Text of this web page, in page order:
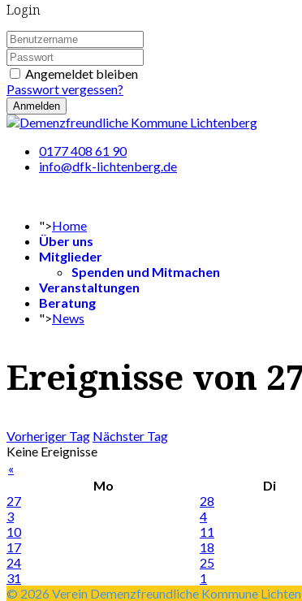
Login
Angemeldet bleiben
Passwort vergessen?
Anmelden
0177 408 61 90
info@dfk-lichtenberg.de
">Home
Über uns
Mitglieder
Spenden und Mitmachen
Veranstaltungen
Beratung
">News
Ereignisse von
Vorheriger Tag Nächster Tag
Keine Ereignisse
«
Mo
Di
27
28
3
4
10
11
17
18
24
25
31
1
© 2026 Verein Demenzfreundliche Kommune